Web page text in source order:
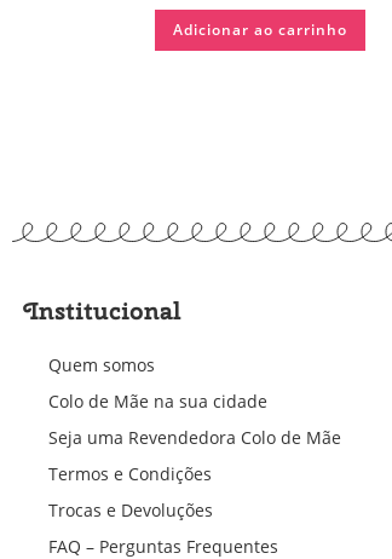
Adicionar ao carrinho
Institucional
Quem somos
Colo de Mãe na sua cidade
Seja uma Revendedora Colo de Mãe
Termos e Condições
Trocas e Devoluções
FAQ – Perguntas Frequentes